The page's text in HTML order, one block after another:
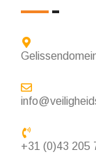
+31 (0)43 205